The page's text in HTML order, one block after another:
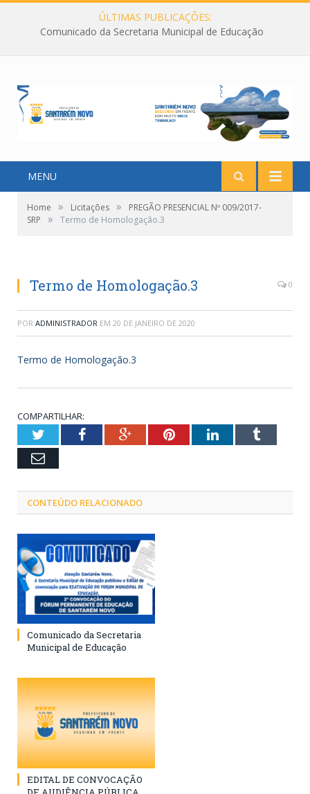
ÚLTIMAS PUBLICAÇÕES:
Comunicado da Secretaria Municipal de Educação
MENU
Home » Licitações »
PREGÃO PRESENCIAL Nº 009/2017-
SRP
» Termo de Homologação.3
Termo de Homologação.3 0
POR ADMINISTRADOR EM 20 DE JANEIRO DE 2020
Termo de Homologação.3
COMPARTILHAR:
TwitterFacebookGoogle+PinterestLinkedInTumblr
Email
CONTEÚDO RELACIONADO
Comunicado da Secretaria
Municipal de Educação
EDITAL DE CONVOCAÇÃO